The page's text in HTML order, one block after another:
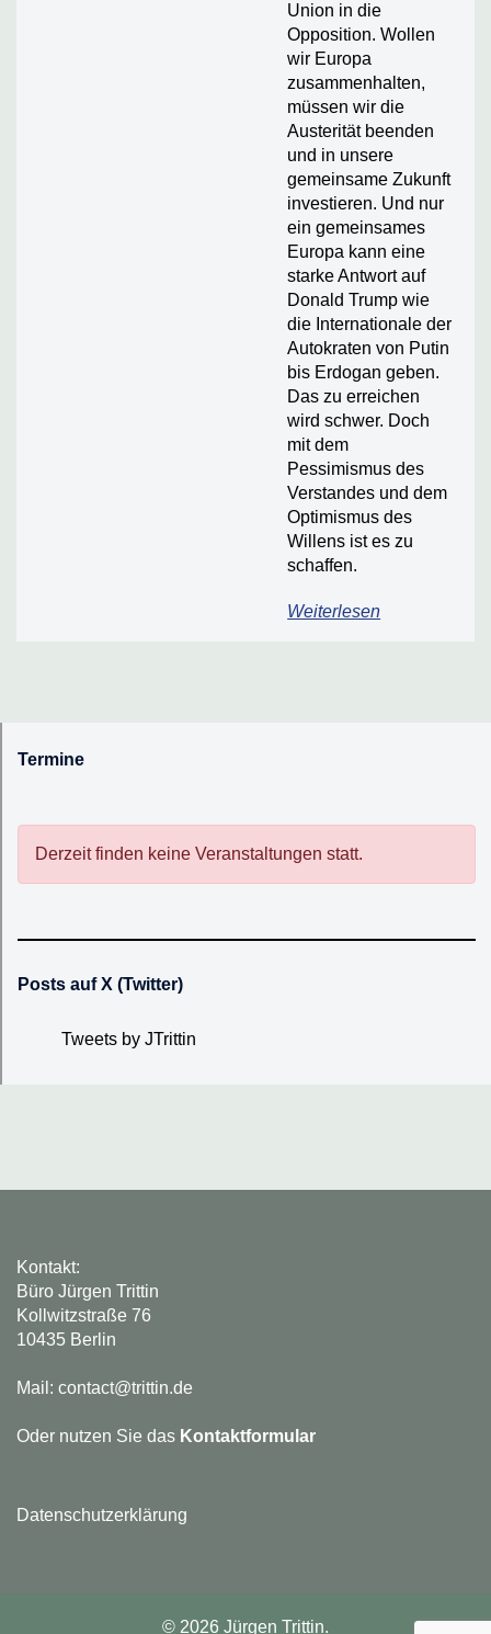
Union in die
Opposition. Wollen
wir Europa
zusammenhalten,
müssen wir die
Austerität beenden
und in unsere
gemeinsame Zukunft
investieren. Und nur
ein gemeinsames
Europa kann eine
starke Antwort auf
Donald Trump wie
die Internationale der
Autokraten von Putin
bis Erdogan geben.
Das zu erreichen
wird schwer. Doch
mit dem
Pessimismus des
Verstandes und dem
Optimismus des
Willens ist es zu
schaffen.
Weiterlesen
Termine
Derzeit finden keine Veranstaltungen statt.
Posts auf X (Twitter)
Tweets by JTrittin
Kontakt:
Büro Jürgen Trittin
Kollwitzstraße 76
10435 Berlin
Mail: contact@trittin.de
Oder nutzen Sie das Kontaktformular
Datenschutzerklärung
© 2026 Jürgen Trittin.